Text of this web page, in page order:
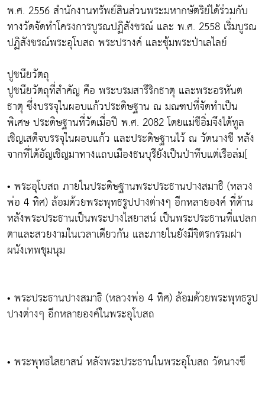
พ.ศ. 2556 สำนักงานทรัพย์สินส่วนพระมหากษัตริย์ได้ร่วมกับ
ทางวัดจัดทำโครงการบูรณปฏิสังขรณ์ และ พ.ศ. 2558 เริ่มบูรณ
ปฏิสังขรณ์พระอุโบสถ พระปรางค์ และซุ้มพระป่าเลไลย์
ปูชนียวัตถุ
ปูชนียวัตถุที่สำคัญ คือ พระบรมสารีริกธาตุ และพระอรหันต
ธาตุ ซึ่งบรรจุในผอบแก้วประดิษฐาน ณ มณฑปที่จัดทำเป็น
พิเศษ ประดิษฐานที่วัดเมื่อปี พ.ศ. 2082 โดยแม่ชีอิ่มจึงได้ทูล
เชิญเสด็จบรรจุในผอบแก้ว และประดิษฐานไว้ ณ วัดนางชี หลัง
จากที่ได้อัญเชิญมาทางแถบเมืองธนบุรียังเป็นป่าทึบแต่เรือล่ม[
• พระอุโบสถ ภายในประดิษฐานพระประธานปางสมาธิ (หลวง
พ่อ 4 ทิศ) ล้อมด้วยพระพุทธรูปปางต่างๆ อีกหลายองค์ ที่ด้าน
หลังพระประธานเป็นพระปางไสยาสน์ เป็นพระประธานที่แปลก
ตาและสวยงามในเวลาเดียวกัน และภายในยังมีจิตรกรรมฝา
ผนังเทพชุมนุม
• พระประธานปางสมาธิ (หลวงพ่อ 4 ทิศ) ล้อมด้วยพระพุทธรูป
ปางต่างๆ อีกหลายองค์ในพระอุโบสถ
• พระพุทธไสยาสน์ หลังพระประธานในพระอุโบสถ วัดนางชี